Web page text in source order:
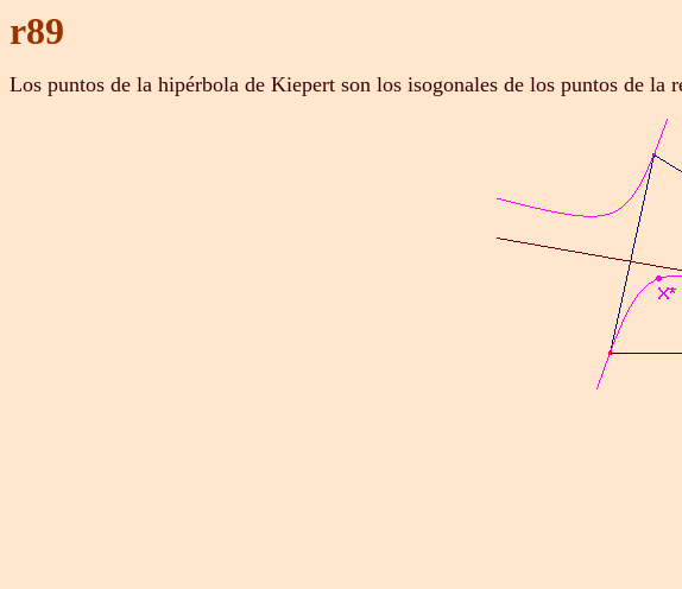
r89
Los puntos de la hipérbola de Kiepert son los isogonales de los puntos de la